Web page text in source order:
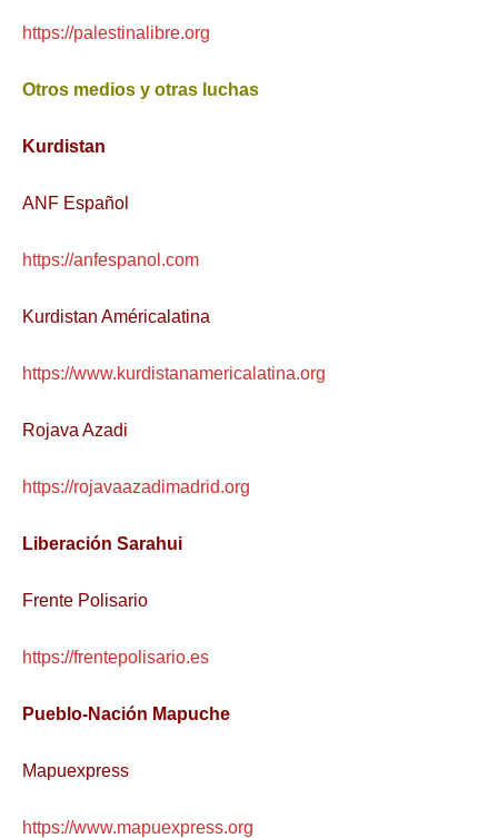
https://palestinalibre.org
Otros medios y otras luchas
Kurdistan
ANF Español
https://anfespanol.com
Kurdistan Américalatina
https://www.kurdistanamericalatina.org
Rojava Azadi
https://rojavaazadimadrid.org
Liberación Sarahui
Frente Polisario
https://frentepolisario.es
Pueblo-Nación Mapuche
Mapuexpress
https://www.mapuexpress.org